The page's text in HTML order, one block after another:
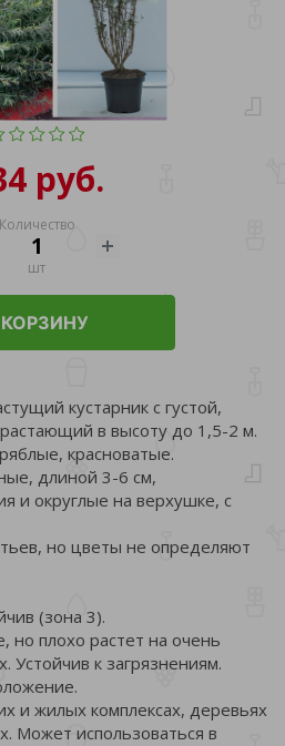
руб.
Количество
шт
кустарник с густой,
в высоту до 1,5-2 м.
красноватые.
длиной 3-6 см,
и округлые на верхушке, с
но цветы не определяют
(зона 3).
но плохо растет на очень
Устойчив к загрязнениям.
и жилых комплексах, деревьях
Может использоваться в